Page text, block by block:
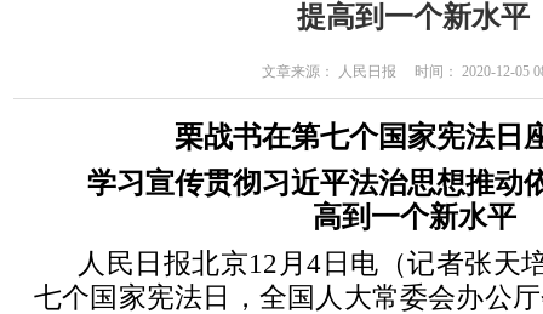
提高到一个新水平
文章来源： 人民日报 时间： 2020-12-05
栗战书在第七个国家宪法日
学习宣传贯彻习近平法治思想推动
高到一个新水平
人民日报北京12月4日电（记者张天
七个国家宪法日，全国人大常委会办公